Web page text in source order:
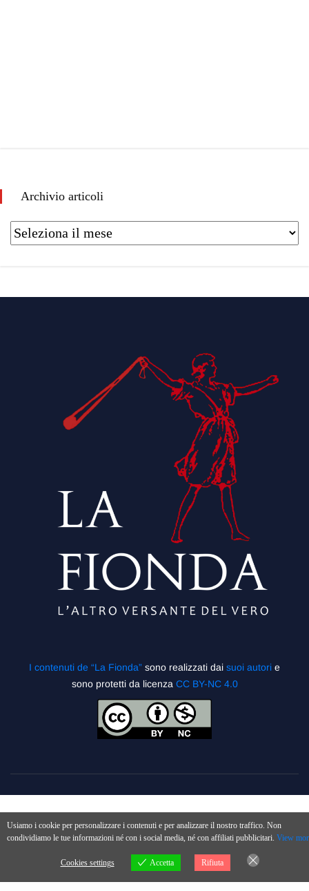
Archivio articoli
I contenuti de “La Fionda” sono realizzati dai suoi autori e
sono protetti da licenza CC BY-NC 4.0
Usiamo i cookie per personalizzare i contenuti e per analizzare il nostro traffico. Non
condividiamo le tue informazioni né con i social media, né con affiliati pubblicitari. View
Cookies settings Accetta Rifiuta